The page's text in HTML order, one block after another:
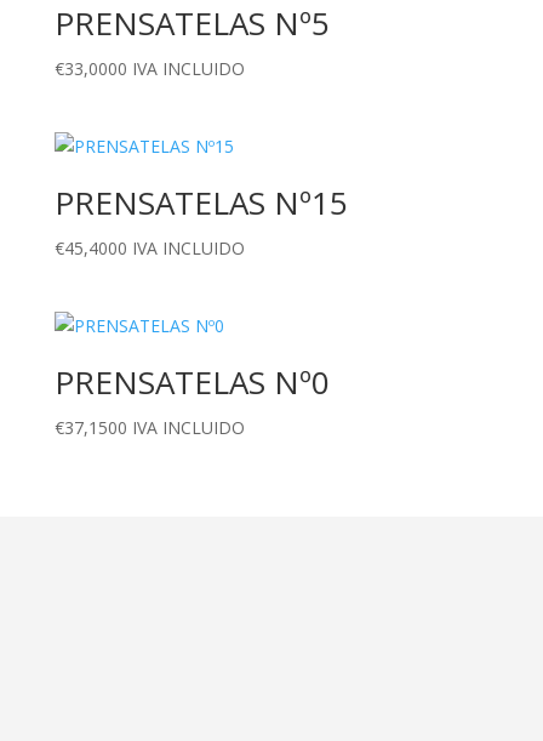
PRENSATELAS Nº5
€33,0000 IVA INCLUIDO
PRENSATELAS Nº15
€45,4000 IVA INCLUIDO
PRENSATELAS Nº0
€37,1500 IVA INCLUIDO